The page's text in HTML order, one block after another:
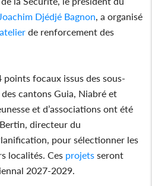
Joachim Djédjé Bagnon , a organisé
atelier de renforcement des
points focaux issus des sous-
cantons Guia, Niabré et
et d’associations ont été
directeur du
pour sélectionner les
localités. Ces projets seront
2027-2029.